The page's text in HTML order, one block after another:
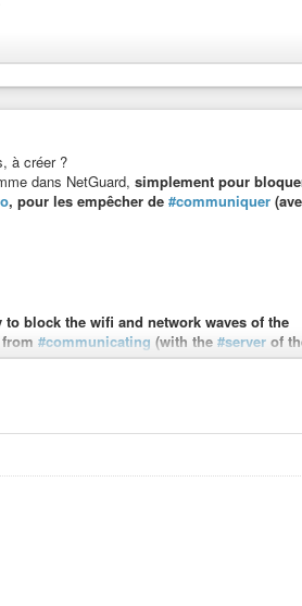
la suite de nos projets, votre aide fait
à créer ?
dans NetGuard, simplement pour
, pour les empêcher de #communiquer
to block the wifi and network waves of the
#communicating (with the #server of